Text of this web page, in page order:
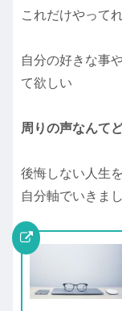
これだけやって
自分の好きな事
て欲しい
周りの声なんて
後悔しない人生
自分軸でいきまし